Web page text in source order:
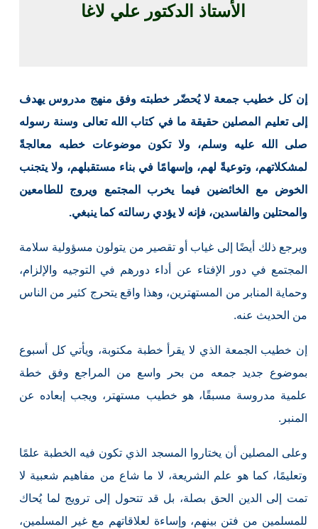
الأستاذ الدكتور علي لاغا
إن كل خطيب جمعة لا يُحضّر خطبته وفق منهج مدروس يهدف
إلى تعليم المصلين حقيقة ما في كتاب الله تعالى وسنة رسوله
صلى الله عليه وسلم، ولا تكون موضوعات خطبه معالجةً
لمشكلاتهم، وتوعيةً لهم، وإسهامًا في بناء مستقبلهم، ولا يتجنب
الخوض مع الخائضين فيما يخرب المجتمع ويروج للطامعين
والمحتلين والفاسدين، فإنه لا يؤدي رسالته كما ينبغي.
ويرجع ذلك أيضًا إلى غياب أو تقصير من يتولون مسؤولية سلامة
المجتمع في دور الإفتاء عن أداء دورهم في التوجيه والإلزام،
وحماية المنابر من المستهترين، وهذا واقع يتحرج كثير من الناس
من الحديث عنه.
إن خطيب الجمعة الذي لا يقرأ خطبة مكتوبة، ويأتي كل أسبوع
بموضوع جديد جمعه من بحر واسع من المراجع وفق خطة
علمية مدروسة مسبقًا، هو خطيب مستهتر، ويجب إبعاده عن
المنبر.
وعلى المصلين أن يختاروا المسجد الذي تكون فيه الخطبة علمًا
وتعليمًا، كما هو علم الشريعة، لا ما شاع من مفاهيم شعبية لا
تمت إلى الدين الحق بصلة، بل قد تتحول إلى ترويج لما يُحاك
للمسلمين من فتن بينهم، وإساءة لعلاقاتهم مع غير المسلمين،